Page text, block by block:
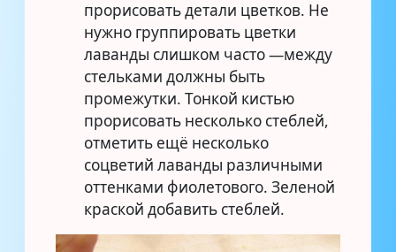
прорисовать детали цветков. Не
нужно группировать цветки
лаванды слишком часто —между
стельками должны быть
промежутки. Тонкой кистью
прорисовать несколько стеблей,
отметить ещё несколько
соцветий лаванды различными
оттенками фиолетового. Зеленой
краской добавить стеблей.